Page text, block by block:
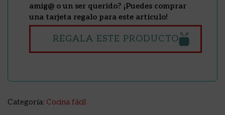
amig@ o un ser querido? ¡Puedes comprar
una tarjeta regalo para este artículo!
REGALA ESTE PRODUCTO
Categoría: Cocina fácil